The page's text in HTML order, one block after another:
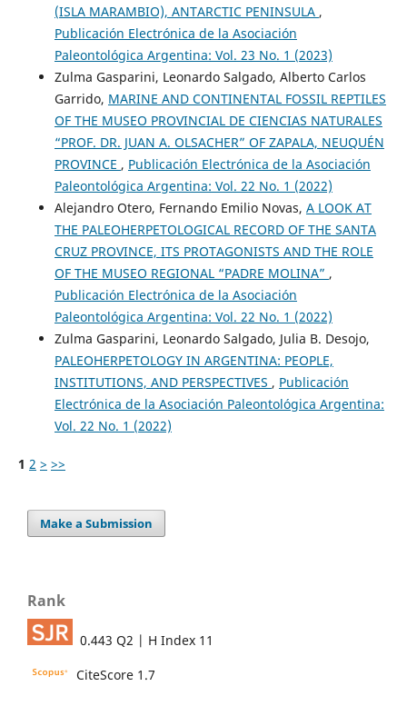
(ISLA MARAMBIO), ANTARCTIC PENINSULA ,
Publicación Electrónica de la Asociación
Paleontológica Argentina: Vol. 23 No. 1 (2023)
Zulma Gasparini, Leonardo Salgado, Alberto Carlos
Garrido, MARINE AND CONTINENTAL FOSSIL REPTILES
OF THE MUSEO PROVINCIAL DE CIENCIAS NATURALES
“PROF. DR. JUAN A. OLSACHER” OF ZAPALA, NEUQUÉN
PROVINCE , Publicación Electrónica de la Asociación
Paleontológica Argentina: Vol. 22 No. 1 (2022)
Alejandro Otero, Fernando Emilio Novas, A LOOK AT
THE PALEOHERPETOLOGICAL RECORD OF THE SANTA
CRUZ PROVINCE, ITS PROTAGONISTS AND THE ROLE
OF THE MUSEO REGIONAL “PADRE MOLINA” ,
Publicación Electrónica de la Asociación
Paleontológica Argentina: Vol. 22 No. 1 (2022)
Zulma Gasparini, Leonardo Salgado, Julia B. Desojo,
PALEOHERPETOLOGY IN ARGENTINA: PEOPLE,
INSTITUTIONS, AND PERSPECTIVES , Publicación
Electrónica de la Asociación Paleontológica Argentina:
Vol. 22 No. 1 (2022)
1 2 > >>
Make a Submission
Rank
0.443 Q2 | H Index 11
CiteScore 1.7